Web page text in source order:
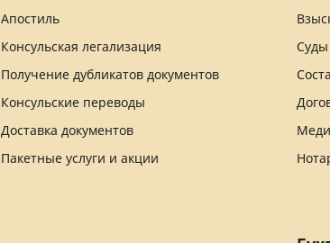
Апостиль
Консульская легализация
Получение дубликатов документов
Консульские переводы
Доставка документов
Пакетные услуги и акции
Суды